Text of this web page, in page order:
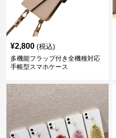
¥2,800 (税込)
多機能フラップ付き全機種対応
手帳型スマホケース